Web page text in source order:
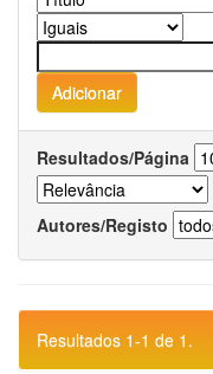
Resultados/Página
Autores/Registo
Resultados 1-1 de 1.